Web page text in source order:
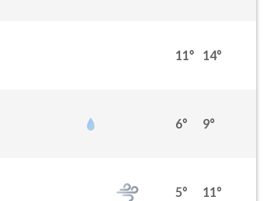
11° 14°
6° 9°
5° 11°